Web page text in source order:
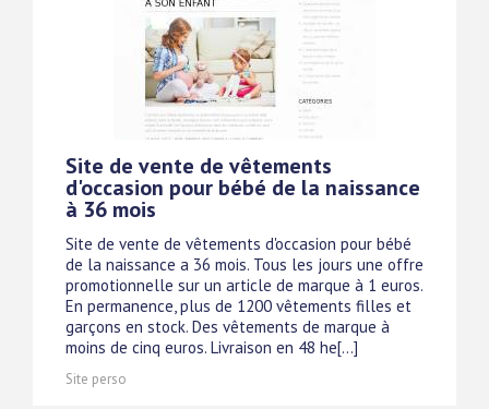
Site de vente de vêtements
d'occasion pour bébé de la naissance
à 36 mois
Site de vente de vêtements d'occasion pour bébé
de la naissance a 36 mois. Tous les jours une offre
promotionnelle sur un article de marque à 1 euros.
En permanence, plus de 1200 vêtements filles et
garçons en stock. Des vêtements de marque à
moins de cinq euros. Livraison en 48 he[...]
Site perso